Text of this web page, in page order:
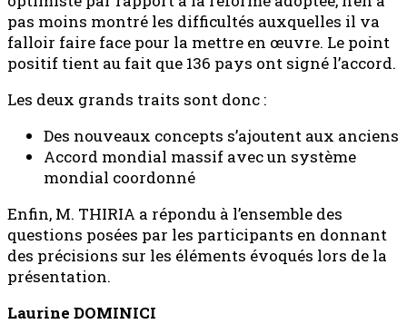
pas moins montré les difficultés auxquelles il va
falloir faire face pour la mettre en œuvre. Le point
positif tient au fait que 136 pays ont signé l’accord.
Les deux grands traits sont donc :
Des nouveaux concepts s’ajoutent aux anciens
Accord mondial massif avec un système
mondial coordonné
Enfin, M. THIRIA a répondu à l’ensemble des
questions posées par les participants en donnant
des précisions sur les éléments évoqués lors de la
présentation.
Laurine DOMINICI